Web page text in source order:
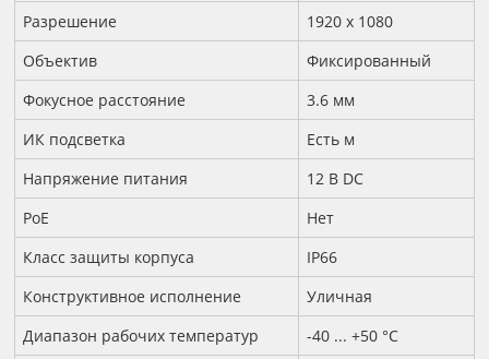
Разрешение
1920 х 1080
Объектив
Фиксированный
Фокусное расстояние
3.6 мм
ИК подсветка
Есть м
Напряжение питания
12 B DC
PoE
Нет
Класс защиты корпуса
IP66
Конструктивное исполнение
Уличная
Диапазон рабочих температур
-40 ... +50 °С